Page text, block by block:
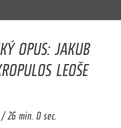
OPUS: JAKUB
LEOŠE
26 min. 0 sec.